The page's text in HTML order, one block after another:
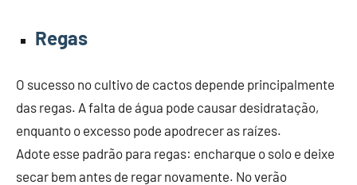
Regas
O sucesso no cultivo de cactos depende principalmente
das regas. A falta de água pode causar desidratação,
enquanto o excesso pode apodrecer as raízes.
Adote esse padrão para regas: encharque o solo e deixe
secar bem antes de regar novamente. No verão